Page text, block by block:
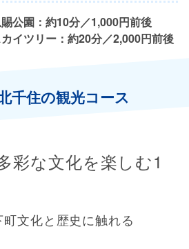
公園： 約10分／1,000円前後
イツリー： 約20分／2,000円前後
千住の観光コース
彩な文化を楽しむ1
文化と歴史に触れる